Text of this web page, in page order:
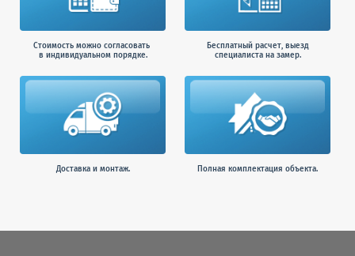
Стоимость можно согласовать
в индивидуальном порядке.
Бесплатный расчет, выезд
специалиста на замер.
Доставка и монтаж. Полная комплектация объекта.